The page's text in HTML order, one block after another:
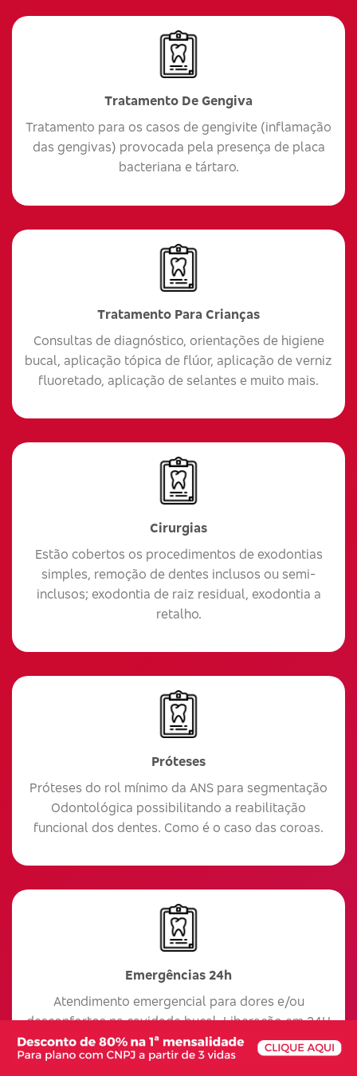
Tratamento De Gengiva
Tratamento para os casos de gengivite (inflamação
das gengivas) provocada pela presença de placa
bacteriana e tártaro.
Tratamento Para Crianças
Consultas de diagnóstico, orientações de higiene
bucal, aplicação tópica de flúor, aplicação de verniz
fluoretado, aplicação de selantes e muito mais.
Cirurgias
Estão cobertos os procedimentos de exodontias
simples, remoção de dentes inclusos ou semi-
inclusos; exodontia de raiz residual, exodontia a
retalho.
Próteses
Próteses do rol mínimo da ANS para segmentação
Odontológica possibilitando a reabilitação
funcional dos dentes. Como é o caso das coroas.
Emergências 24h
Atendimento emergencial para dores e/ou
desconfortos na cavidade bucal. Liberação em 24H
após o primeiro pagamento.